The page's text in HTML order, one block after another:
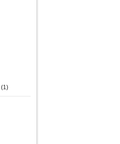
(1)